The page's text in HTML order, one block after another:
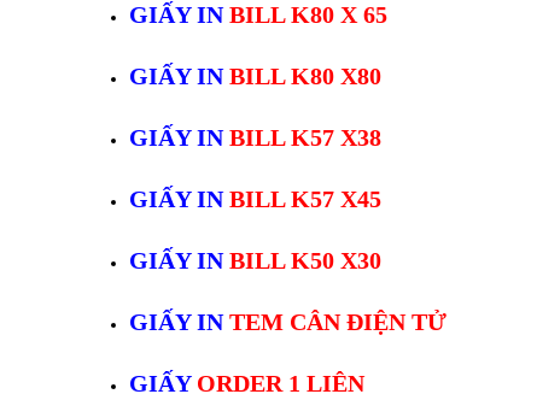
GIẤY INBILL K80 X 65
GIẤY INBILL K80 X80
GIẤY INBILL K57 X38
GIẤY INBILL K57 X45
GIẤY INBILL K50 X30
GIẤY INTEM CÂN ĐIỆN TỬ
GIẤY ORDER 1 LIÊN